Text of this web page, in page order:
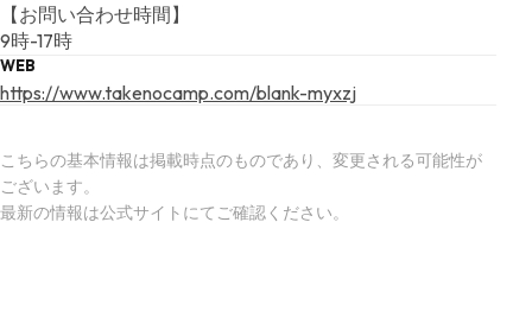
【お問い合わせ時間】
9時-17時
WEB
https://www.takenocamp.com/blank-myxzj
こちらの基本情報は掲載時点のものであり、変更される可能性が
ございます。
最新の情報は公式サイトにてご確認ください。